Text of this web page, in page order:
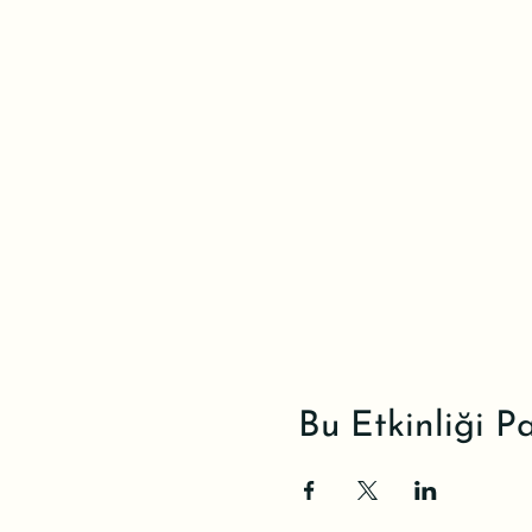
Bu Etkinliği